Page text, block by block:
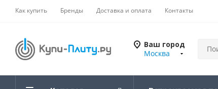
Как купить Бренды Доставка и оплата Контакты
Ваш город
Москва